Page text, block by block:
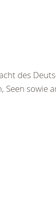
des
Seen sowie